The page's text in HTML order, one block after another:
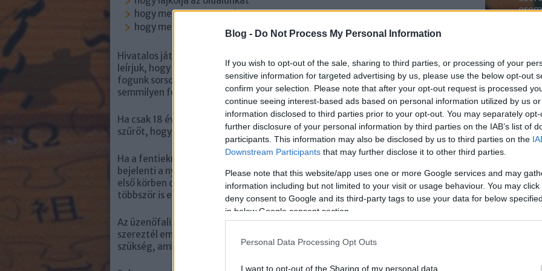
Blog - Do Not Process My Personal Information
If you wish to opt-out of the sale, sharing to third parties, or processing of your
sensitive information for targeted advertising by us, please use the below opt-out
confirm your selection. Please note that after your opt-out request is processed
continue seeing interest-based ads based on personal information utilized by us
information disclosed to third parties prior to your opt-out. You may separately
further disclosure of your personal information by third parties on the IAB’s list of
participants. This information may also be disclosed by us to third parties on the
Downstream Participants that may further disclose it to other third parties.
Please note that this website/app uses one or more Google services and may
information including but not limited to your visit or usage behaviour. You may
deny consent to Google and its third-party tags to use your data for below
in below Google consent section.
Personal Data Processing Opt Outs
I want to opt-out of the Sharing of my personal data.
hogy megossza a tartalmat
hogy megjelölje magát vagy ismerőseit egy képen, bejegyzésben.
Hivatalos játék futtatása esetén össze kell állítani egy
leírjuk, hogy meddig tart a promóció, kik vehetnek benne részt mikor és hogyan
fogunk sorsolni és mi lesz a nyeremény. Továbbá bele kell foglalni, hogy a facebook
semmilyen felelősséget nem vállal a játékért és nem is támogatja anyagilag.
Ha csak 18 éven felülieknek szól a promóció, akkor a bejegyzésnél be kell állítani a
szűrőt, hogy 18 éves kor felettieknek jelenjen csak meg a hírfolyamban.
Ha a fentieknek nem megfelelően járunk el, akkor előfordulhat, hogy valaki
bejelenti a nyereményjátékunkat a Facebooknak vagy ők maguk veszik észre és
első körben csak a bejegyzést távolítják el, majd a későbbiekben, ha ez még
többször is előfordul 28 napra felfüggesztik az oldalunkat.
Az üzenőfali nyereményjátékból nem lehet adatbázist növelni, tehát nem
szereztél email címeket és egyéb adatokat. Ehhez már egy alkalmazásra lesz
szükség, aminél szintén szabályoknak kell megfelelni.